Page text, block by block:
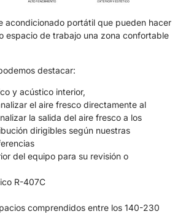
acondicionado portátil que pueden hacer
espacio de trabajo una zona confortable
destacar:
y acústico interior,
el aire fresco directamente al
la salida del aire fresco a los
dirigibles según nuestras
del equipo para su revisión o
R-407C
comprendidos entre los 140-230